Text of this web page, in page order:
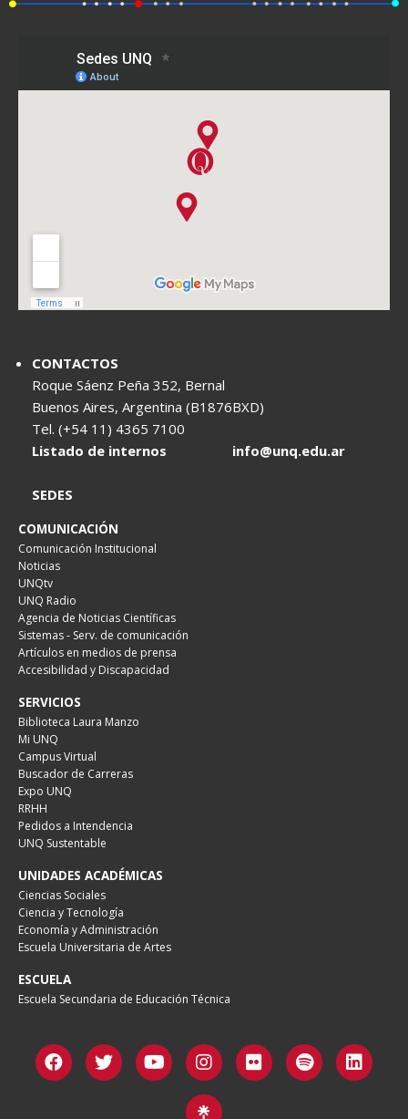
CONTACTOS
Roque Sáenz Peña 352, Bernal
Buenos Aires, Argentina (B1876BXD)
Tel. (+54 11) 4365 7100
Listado de internos
info@unq.edu.ar
SEDES
COMUNICACIÓN
Comunicación Institucional
Noticias
UNQtv
UNQ Radio
Agencia de Noticias Científicas
Sistemas - Serv. de comunicación
Artículos en medios de prensa
Accesibilidad y Discapacidad
SERVICIOS
Biblioteca Laura Manzo
Mi UNQ
Campus Virtual
Buscador de Carreras
Expo UNQ
RRHH
Pedidos a Intendencia
UNQ Sustentable
UNIDADES ACADÉMICAS
Ciencias Sociales
Ciencia y Tecnología
Economía y Administración
Escuela Universitaria de Artes
ESCUELA
Escuela Secundaria de Educación Técnica